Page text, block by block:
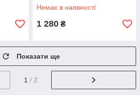
Немає в наявності
1 280 ₴
Показати ще
1 / 2